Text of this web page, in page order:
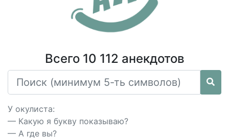
Всего 10 112 анекдотов
У окулиста:
— Какую я букву показываю?
— А где вы?